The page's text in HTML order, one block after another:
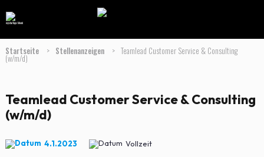
Startseite > Stellenanzeigen > Teamlead Customer Service & Consulting
(w/m/d)
Teamlead Customer Service & Consulting
(w/m/d)
4.1.2023 Vollzeit